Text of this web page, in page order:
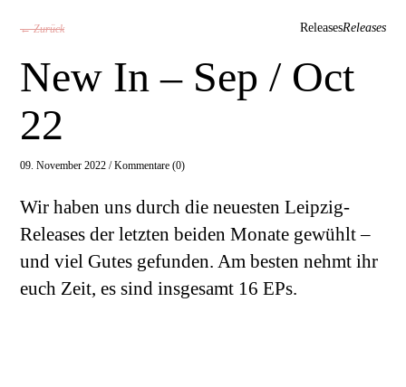
← Zurück ReleasesReleases
New In – Sep / Oct
22
09. November 2022 /Kommentare (0)
Wir haben uns durch die neuesten Leipzig-
Releases der letzten beiden Monate gewühlt –
und viel Gutes gefunden. Am besten nehmt ihr
euch Zeit, es sind insgesamt 16 EPs.